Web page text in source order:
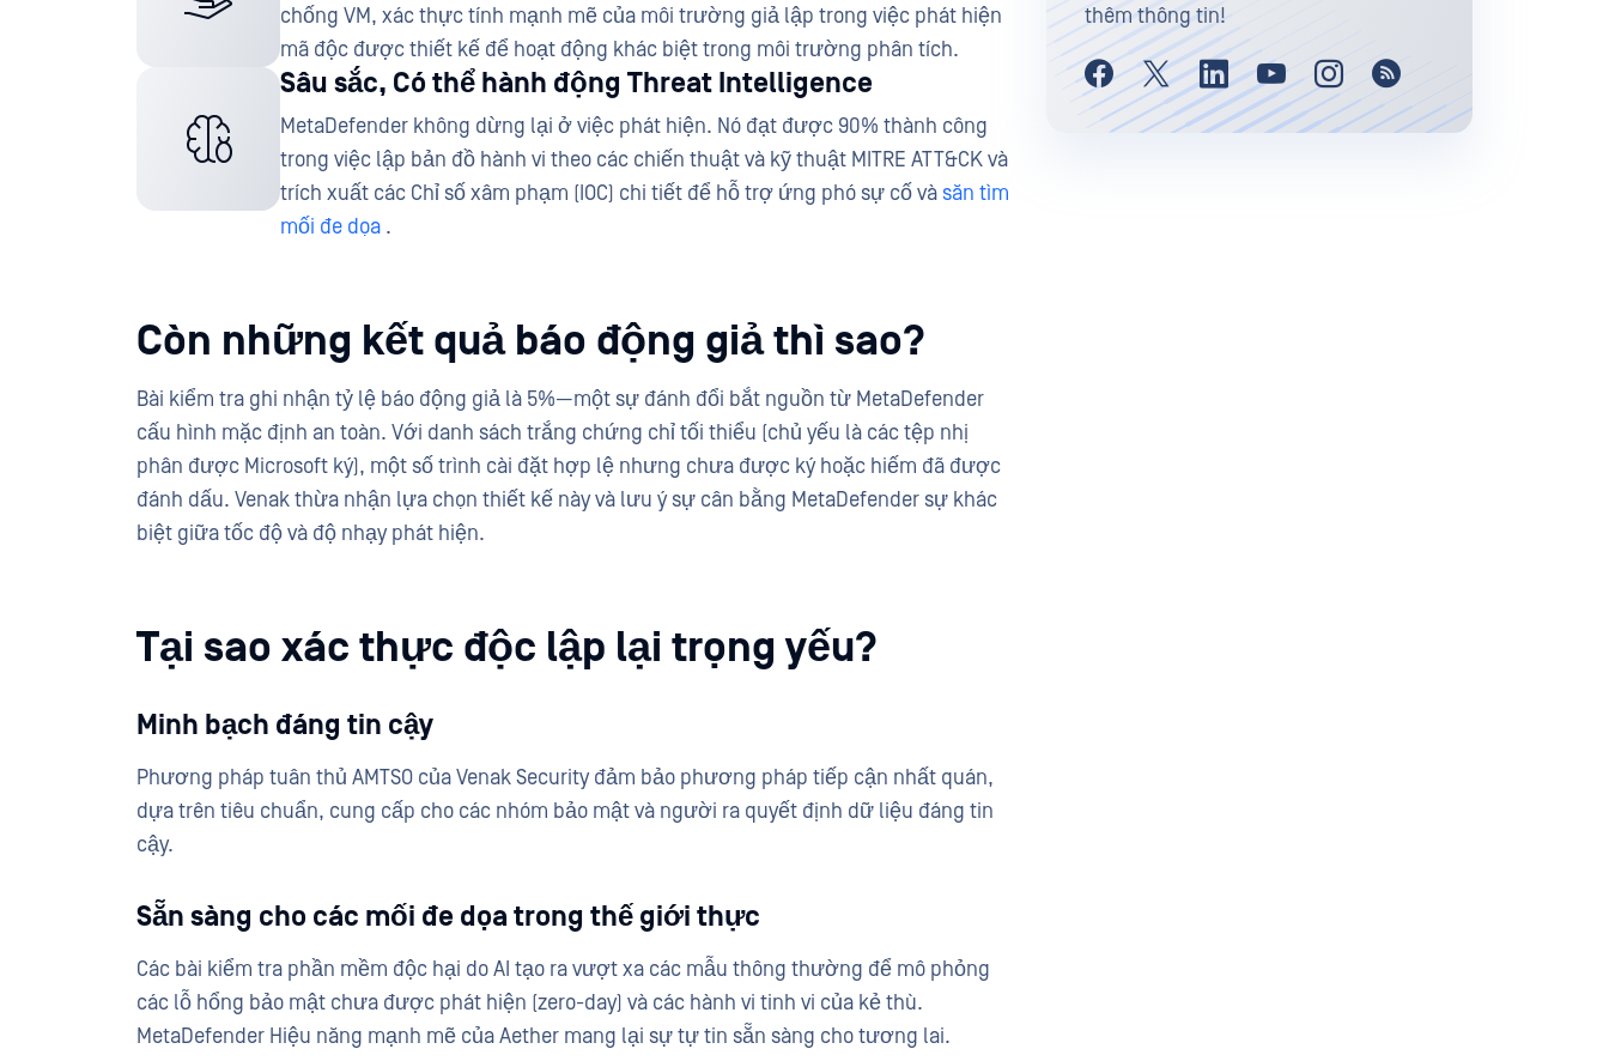
chống VM, xác thực tính mạnh mẽ của môi trường giả lập trong việc phát hiện
mã độc được thiết kế để hoạt động khác biệt trong môi trường phân tích.
Sâu sắc, Có thể hành động Threat Intelligence
MetaDefender không dừng lại ở việc phát hiện. Nó đạt được 90% thành công
trong việc lập bản đồ hành vi theo các chiến thuật và kỹ thuật MITRE ATT&CK và
trích xuất các Chỉ số xâm phạm (IOC) chi tiết để hỗ trợ ứng phó sự cố vàsăn tìm
mối đe dọa .
Còn những kết quả báo động giả thì sao?
Bài kiểm tra ghi nhận tỷ lệ báo động giả là 5%—một sự đánh đổi bắt nguồn từ MetaDefender
cấu hình mặc định an toàn. Với danh sách trắng chứng chỉ tối thiểu (chủ yếu là các tệp nhị
phân được Microsoft ký), một số trình cài đặt hợp lệ nhưng chưa được ký hoặc hiếm đã được
đánh dấu. Venak thừa nhận lựa chọn thiết kế này và lưu ý sự cân bằng MetaDefender sự khác
biệt giữa tốc độ và độ nhạy phát hiện.
Tại sao xác thực độc lập lại trọng yếu?
Minh bạch đáng tin cậy
Phương pháp tuân thủ AMTSO của Venak Security đảm bảo phương pháp tiếp cận nhất quán,
dựa trên tiêu chuẩn, cung cấp cho các nhóm bảo mật và người ra quyết định dữ liệu đáng tin
cậy.
Sẵn sàng cho các mối đe dọa trong thế giới thực
Các bài kiểm tra phần mềm độc hại do AI tạo ra vượt xa các mẫu thông thường để mô phỏng
các lỗ hổng bảo mật chưa được phát hiện (zero-day) và các hành vi tinh vi của kẻ thù.
MetaDefender Hiệu năng mạnh mẽ của Aether mang lại sự tự tin sẵn sàng cho tương lai.
thêm thông tin!